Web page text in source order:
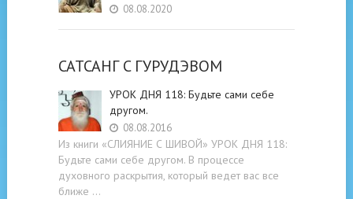
08.08.2020
САТСАНГ C ГУРУДЭВОМ
УРОК ДНЯ 118: Будьте cами cебе
другом.
08.08.2016
Из книги «СЛИЯНИЕ С ШИВОЙ» УРОК ДНЯ 118:
Будьте cами cебе другом. В процессе
духовного раскрытия, который ведет вас все
ближе …